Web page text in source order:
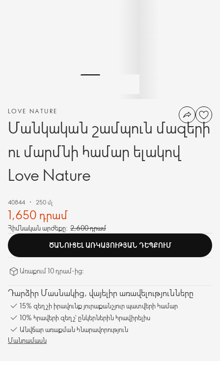
LOVE NATURE
Մանկական շամպուն մազերի
ու մարմնի համար ելակով
Love Nature
40844 250 մլ
1,650 դրամ
Հիմնական արժեքը: 2,600 դրամ
ԾԱՆՈՒՑԵԼ ԱՌԿԱՅՈՒԹՅԱՆ ԴԵՊՔՈՒՄ
Առաքում 10 դրամ-ից։
Դարձիր Մասնակից, վայելիր առավելությունները
15% զեղչի իրավունք յուրաքանչյուր պատվերի համար
10% հրավերի զեղչ՝ ընկերներին հրավիրելիս
Անվճար առաքման հնարավորություն
Մանրամասն